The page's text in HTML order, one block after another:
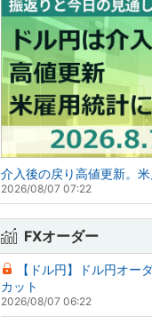
介入後の戻り高値更新。米
2026/08/07 07:22
FXオーダー
【ドル円】ドル円オ
カット
2026/08/07 06:22